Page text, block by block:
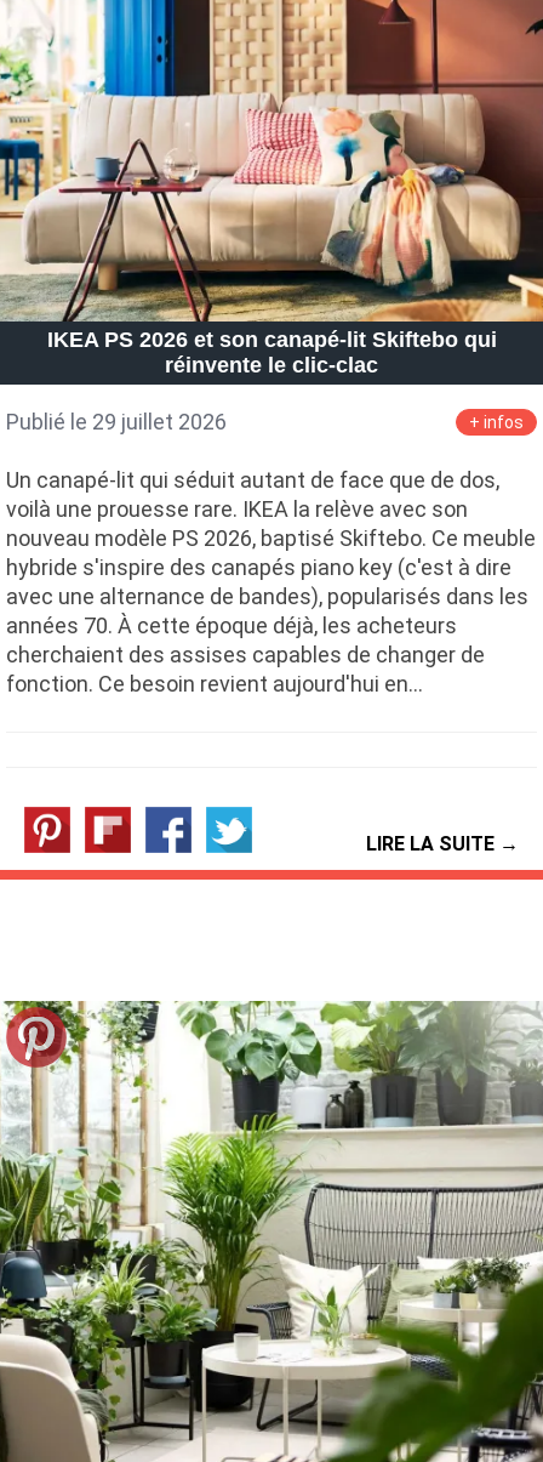
IKEA PS 2026 et son canapé-lit Skiftebo qui
réinvente le clic-clac
Publié le 29 juillet 2026 + infos
Un canapé-lit qui séduit autant de face que de dos,
voilà une prouesse rare. IKEA la relève avec son
nouveau modèle PS 2026, baptisé Skiftebo. Ce meuble
hybride s'inspire des canapés piano key (c'est à dire
avec une alternance de bandes), popularisés dans les
années 70. À cette époque déjà, les acheteurs
cherchaient des assises capables de changer de
fonction. Ce besoin revient aujourd'hui en…
LIRE LA SUITE →